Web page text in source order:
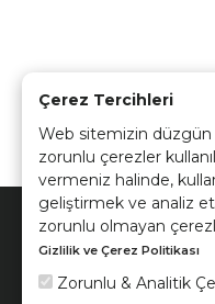
Çerez Tercihleri
Web sitemizin düzgün
zorunlu çerezler
vermeniz halinde,
geliştirmek ve analiz
zorunlu olmayan
Gizlilik ve Çerez Politikası
Zorunlu & Analitik